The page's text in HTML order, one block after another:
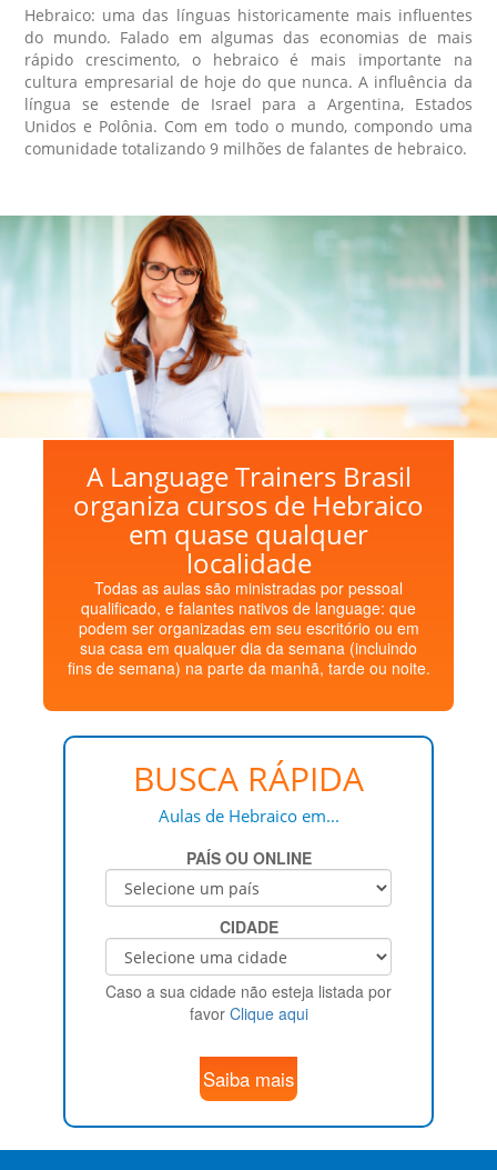
Hebraico: uma das línguas historicamente mais influentes
do mundo. Falado em algumas das economias de mais
rápido crescimento, o hebraico é mais importante na
cultura empresarial de hoje do que nunca. A influência da
língua se estende de Israel para a Argentina, Estados
Unidos e Polônia. Com em todo o mundo, compondo uma
comunidade totalizando 9 milhões de falantes de hebraico.
A Language Trainers Brasil
organiza cursos de Hebraico
em quase qualquer
localidade
Todas as aulas são ministradas por pessoal
qualificado, e falantes nativos de language: que
podem ser organizadas em seu escritório ou em
sua casa em qualquer dia da semana (incluindo
fins de semana) na parte da manhã, tarde ou noite.
BUSCA RÁPIDA
Aulas de Hebraico em...
PAÍS OU ONLINE
CIDADE
Caso a sua cidade não esteja listada por
favor Clique aqui
Saiba mais